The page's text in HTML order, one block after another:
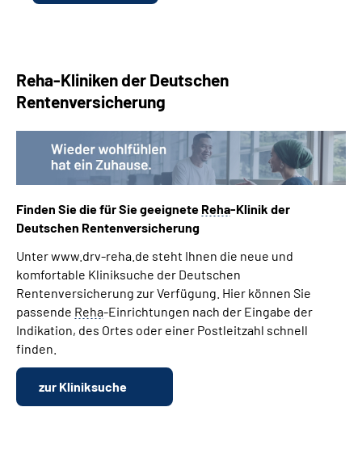
Reha-Kliniken der Deutschen
Rentenversicherung
Finden Sie die für Sie geeignete Reha-Klinik der
Deutschen Rentenversicherung
Unter www.drv-reha.de steht Ihnen die neue und
komfortable Kliniksuche der Deutschen
Rentenversicherung zur Verfügung. Hier können Sie
passende Reha-Einrichtungen nach der Eingabe der
Indikation, des Ortes oder einer Postleitzahl schnell
finden.
zur Kliniksuche